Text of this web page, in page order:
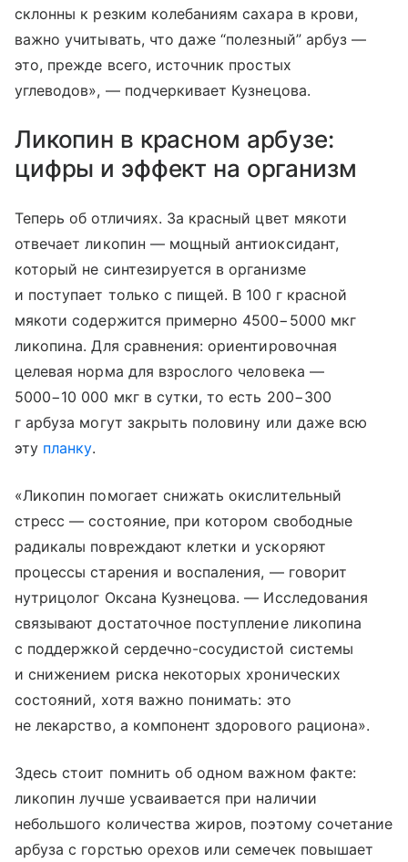
склонны к резким колебаниям сахара в крови,
важно учитывать, что даже “полезный” арбуз —
это, прежде всего, источник простых
углеводов», — подчеркивает Кузнецова.
Ликопин в красном арбузе:
цифры и эффект на организм
Теперь об отличиях. За красный цвет мякоти
отвечает ликопин — мощный антиоксидант,
который не синтезируется в организме
и поступает только с пищей. В 100 г красной
мякоти содержится примерно 4500−5000 мкг
ликопина. Для сравнения: ориентировочная
целевая норма для взрослого человека —
5000−10 000 мкг в сутки, то есть 200−300
г арбуза могут закрыть половину или даже всю
эту планку.
«Ликопин помогает снижать окислительный
стресс — состояние, при котором свободные
радикалы повреждают клетки и ускоряют
процессы старения и воспаления, — говорит
нутрицолог Оксана Кузнецова. — Исследования
связывают достаточное поступление ликопина
с поддержкой сердечно-сосудистой системы
и снижением риска некоторых хронических
состояний, хотя важно понимать: это
не лекарство, а компонент здорового рациона».
Здесь стоит помнить об одном важном факте:
ликопин лучше усваивается при наличии
небольшого количества жиров, поэтому сочетание
арбуза с горстью орехов или семечек повышает